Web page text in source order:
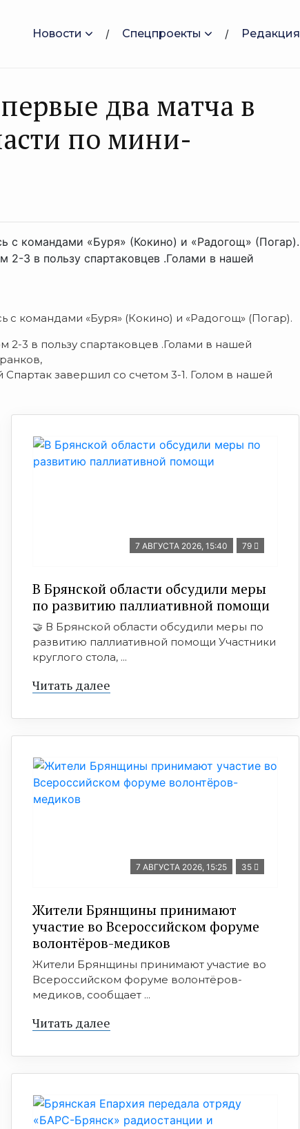
Новости Спецпроекты Редакция
два матча в
по мини-
с командами «Буря» (Кокино) и «Радогощ» (Погар).
2-3 в пользу спартаковцев .Голами в нашей
с командами «Буря» (Кокино) и «Радогощ» (Погар).
2-3 в пользу спартаковцев .Голами в нашей
завершил со счетом 3-1. Голом в нашей
7 АВГУСТА 2026, 15:40 79
В Брянской области обсудили меры
по развитию паллиативной помощи
🤝 В Брянской области обсудили меры по
развитию паллиативной помощи Участники
круглого стола, ...
Читать далее
7 АВГУСТА 2026, 15:25 35
Жители Брянщины принимают
участие во Всероссийском форуме
волонтёров-медиков
Жители Брянщины принимают участие во
Всероссийском форуме волонтёров-
медиков, сообщает ...
Читать далее